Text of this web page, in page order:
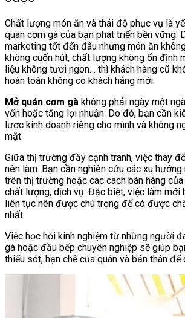
Chất lượng món ăn và thái độ phục vụ là
quán cơm gà của bạn phát triển bền vững.
marketing tốt đến đâu nhưng món ăn
không cuốn hút, chất lượng không ổn định
liệu không tươi ngon… thì khách hàng cũ
hoàn toàn không có khách hàng mới.
Mở quán cơm gà không phải ngày một
vốn hoặc tăng lợi nhuận. Do đó, bạn cần
lược kinh doanh riêng cho mình và không
mặt.
Giữa thị trường đầy cạnh tranh, việc thay
nên làm. Bạn cần nghiên cứu các xu
trên thị trường hoặc các cách bán hàng
chất lượng, dịch vụ. Đặc biệt, việc làm mới
liên tục nên được chú trọng để có được
nhất.
Việc học hỏi kinh nghiệm từ những người
gà hoặc đầu bếp chuyên nghiệp sẽ giúp
thiếu sót, hạn chế của quán và bản thân để